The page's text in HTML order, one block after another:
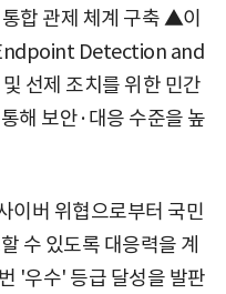
합 관제 체계 구축 ▲이
Detection and
선제 조치를 위한 민간
해 보안·대응 수준을 높
이버 위협으로부터 국민
수 있도록 대응력을 계
'우수' 등급 달성을 발판